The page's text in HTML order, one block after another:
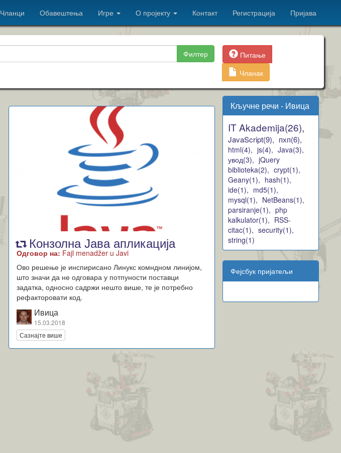
Чланци Обавештења Игре О пројекту Контакт Регистрација Пријава
Филтер
Питање
Чланак
Конзолна Јава апликација
Одговор на: Fajl menadžer u Javi
Ово решење је инспирисано Линукс комндном линијом,
што значи да не одговара у потпуности поставци
задатка, односно садржи нешто више, те је потребно
рефакторовати код.
Ивица
15.03.2018
Сазнајте више
Кључне речи - Ивица
IT Akademija(26),
JavaScript(9), пхп(6),
html(4), js(4), Java(3),
увод(3), jQuery
biblioteka(2), crypt(1),
Geany(1), hash(1),
ide(1), md5(1),
mysql(1), NetBeans(1),
parsiranje(1), php
kalkulator(1), RSS-
citac(1), security(1),
string(1)
Фејсбук пријатељи